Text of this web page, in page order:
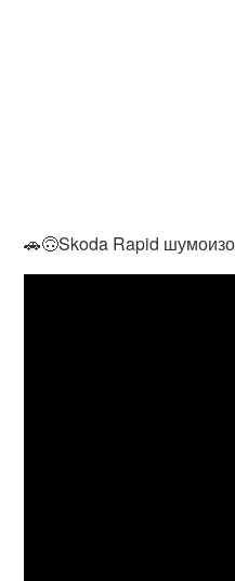
🚗🙃Skoda Rapid